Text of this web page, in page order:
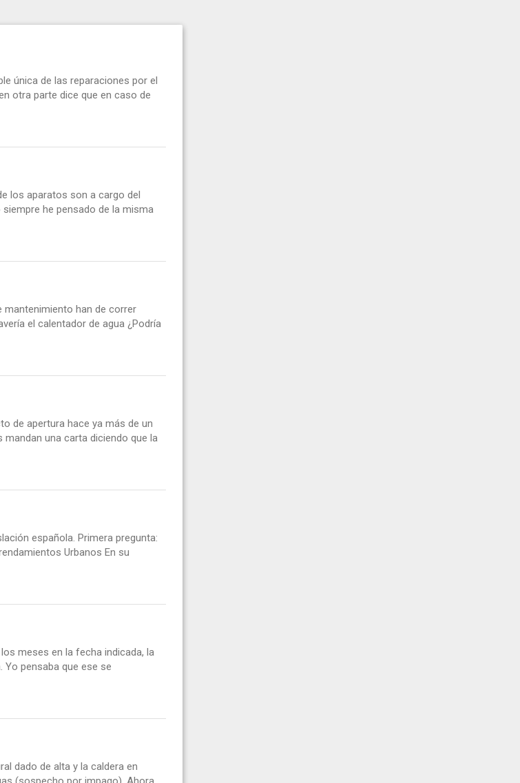
única de las reparaciones por el
otra parte dice que en caso de
los aparatos son a cargo del
he pensado de la misma
mantenimiento han de correr
el calentador de agua ¿Podría
de apertura hace ya más de un
una carta diciendo que la
española. Primera pregunta:
Urbanos En su
meses en la fecha indicada, la
pensaba que ese se
dado de alta y la caldera en